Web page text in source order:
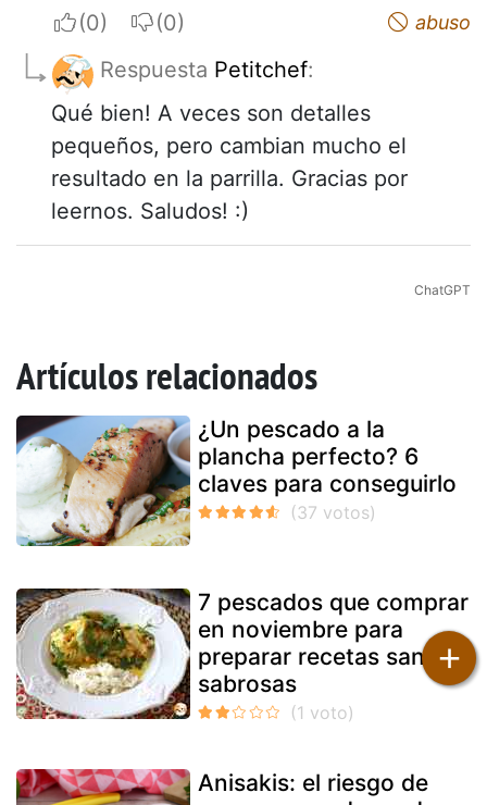
I apreciateI do not appreciate abuso
Respuesta Petitchef:
Qué bien! A veces son detalles
pequeños, pero cambian mucho el
resultado en la parrilla. Gracias por
leernos. Saludos! :)
ChatGPT
Artículos relacionados
¿Un pescado a la
plancha perfecto? 6
claves para conseguirlo
7 pescados que comprar
en noviembre para
preparar recetas sanas y
sabrosas
Anisakis: el riesgo de
+